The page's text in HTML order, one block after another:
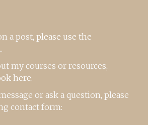
a post, please use the
..
my courses or resources,
here.
or ask a question, please
contact form: